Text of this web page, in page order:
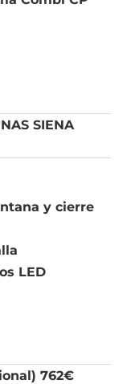
SIENA
y cierre
LED
762€